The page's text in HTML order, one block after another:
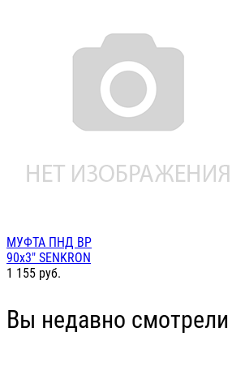
МУФТА ПНД ВР
90х3" SENKRON
1 155 руб.
Вы недавно смотрели